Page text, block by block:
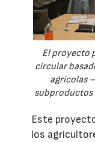
El proyecto
circular
agrícolas
subproductos
Este
los